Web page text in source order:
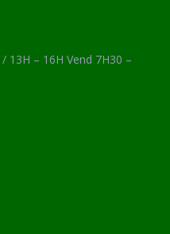
13H – 16H Vend 7H30 –